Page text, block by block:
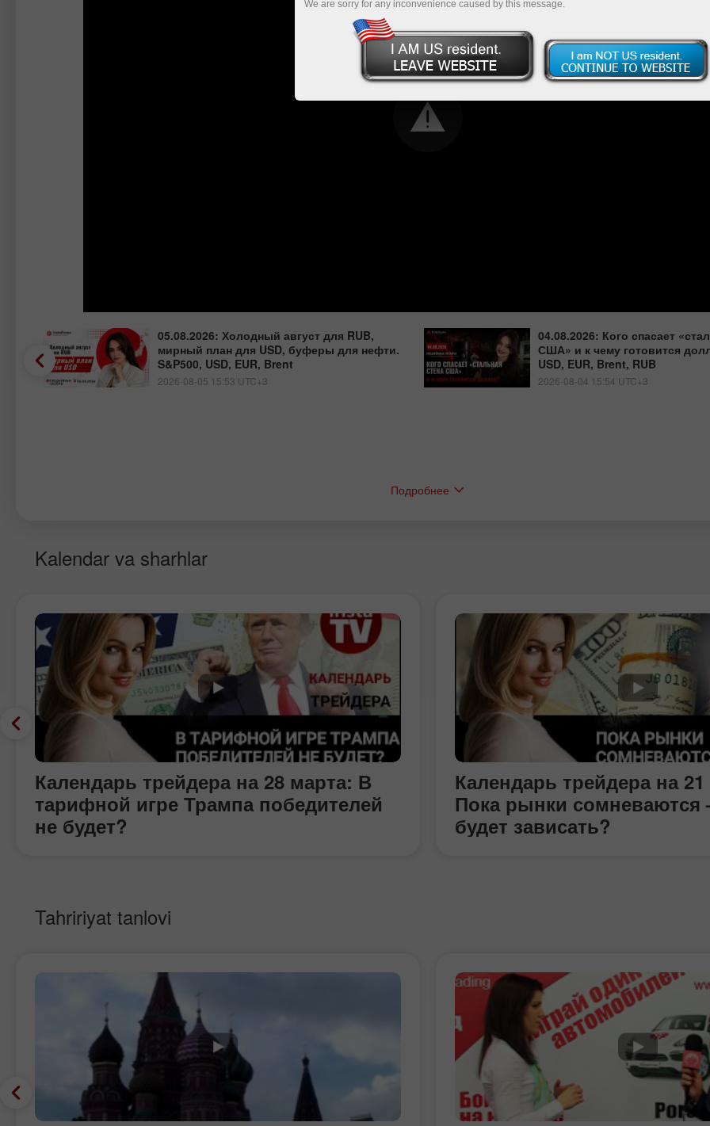
05.08.2026: Холодный август для RUB,
мирный план для USD, буферы для нефти.
S&P500, USD, EUR, Brent
2026-08-05 15:53 UTC+3
04.08.2026: Кого спасает
США» и к чему готовится
USD, EUR, Brent, RUB
2026-08-04 15:54 UTC+3
Подробнее
Kalendar va sharhlar
Календарь трейдера на 28 марта: В
тарифной игре Трампа победителей
не будет?
Календарь трейдера на
Пока рынки сомневаются
будет зависать?
Tahririyat tanlovi
We are sorry for any inconvenience caused by this message.